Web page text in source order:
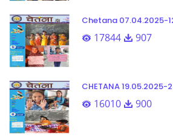
Chetana 07.04.2025-
17844 907
CHETANA 19.05.2025-
16010 900